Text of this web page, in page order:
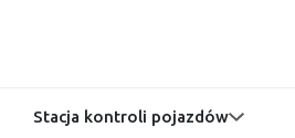
Stacja kontroli pojazdów